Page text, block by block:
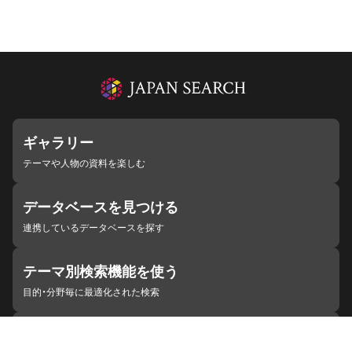
ギャラリー
テーマや人物の資料を楽しむ
データベースを見つける
連携しているデータベースを探す
テーマ別検索機能を使う
目的・分野毎に最適化された検索